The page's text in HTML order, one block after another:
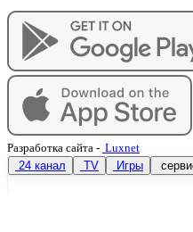
Разработка сайта - Luxnet
24 канал
TV Игры